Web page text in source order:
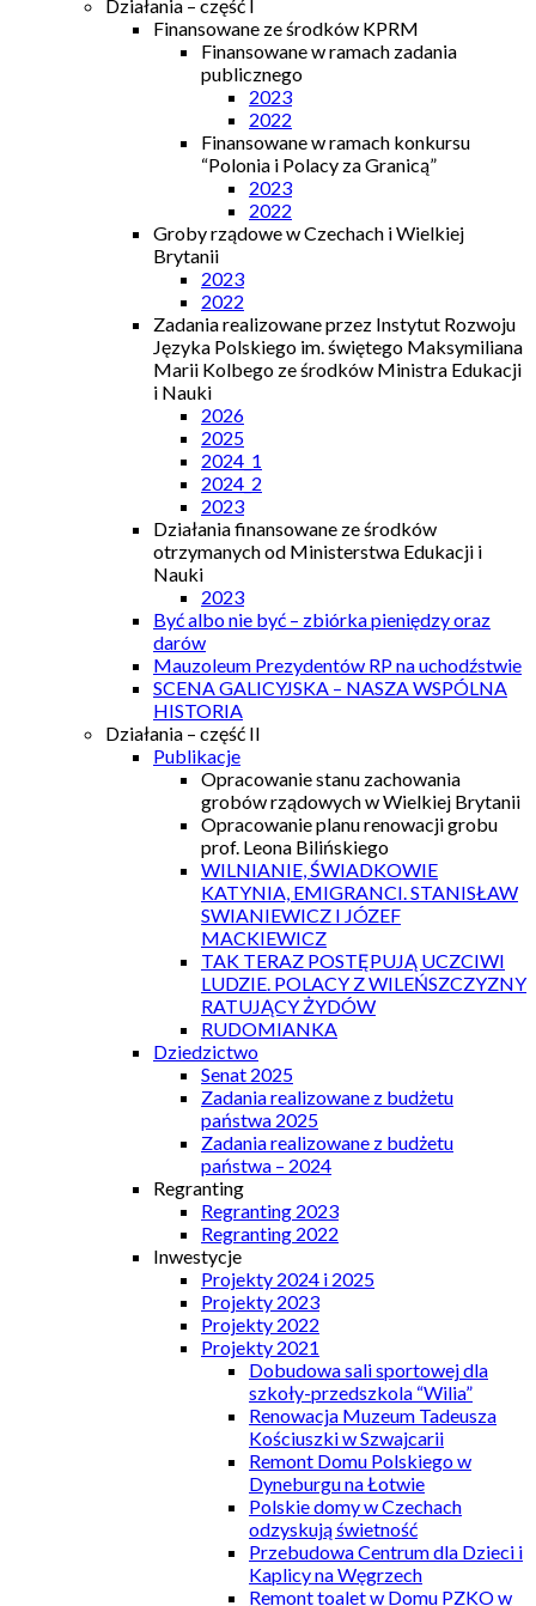
Działania – część I
Finansowane ze środków KPRM
Finansowane w ramach zadania
publicznego
2023
2022
Finansowane w ramach konkursu
“Polonia i Polacy za Granicą”
2023
2022
Groby rządowe w Czechach i Wielkiej
Brytanii
2023
2022
Zadania realizowane przez Instytut Rozwoju
Języka Polskiego im. świętego Maksymiliana
Marii Kolbego ze środków Ministra Edukacji
i Nauki
2026
2025
2024_1
2024_2
2023
Działania finansowane ze środków
otrzymanych od Ministerstwa Edukacji i
Nauki
2023
Być albo nie być – zbiórka pieniędzy oraz
darów
Mauzoleum Prezydentów RP na uchodźstwie
SCENA GALICYJSKA – NASZA WSPÓLNA
HISTORIA
Działania – część II
Publikacje
Opracowanie stanu zachowania
grobów rządowych w Wielkiej Brytanii
Opracowanie planu renowacji grobu
prof. Leona Bilińskiego
WILNIANIE, ŚWIADKOWIE
KATYNIA, EMIGRANCI. STANISŁAW
SWIANIEWICZ I JÓZEF
MACKIEWICZ
TAK TERAZ POSTĘPUJĄ UCZCIWI
LUDZIE. POLACY Z WILEŃSZCZYZNY
RATUJĄCY ŻYDÓW
RUDOMIANKA
Dziedzictwo
Senat 2025
Zadania realizowane z budżetu
państwa 2025
Zadania realizowane z budżetu
państwa – 2024
Regranting
Regranting 2023
Regranting 2022
Inwestycje
Projekty 2024 i 2025
Projekty 2023
Projekty 2022
Projekty 2021
Dobudowa sali sportowej dla
szkoły-przedszkola “Wilia”
Renowacja Muzeum Tadeusza
Kościuszki w Szwajcarii
Remont Domu Polskiego w
Dyneburgu na Łotwie
Polskie domy w Czechach
odzyskują świetność
Przebudowa Centrum dla Dzieci i
Kaplicy na Węgrzech
Remont toalet w Domu PZKO w